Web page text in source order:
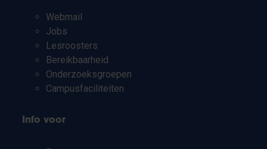
Webmail
Jobs
Lesroosters
Bereikbaarheid
Onderzoeksgroepen
Campusfaciliteiten
Info voor